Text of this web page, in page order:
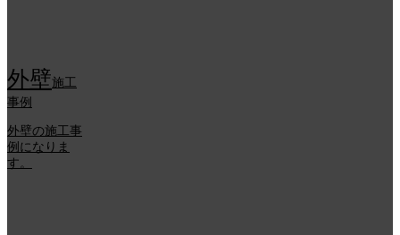
外壁施工
事例
外壁の施工事
例になりま
す。